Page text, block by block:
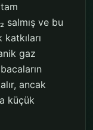
salmış ve bu
gaz
ancak
küçük